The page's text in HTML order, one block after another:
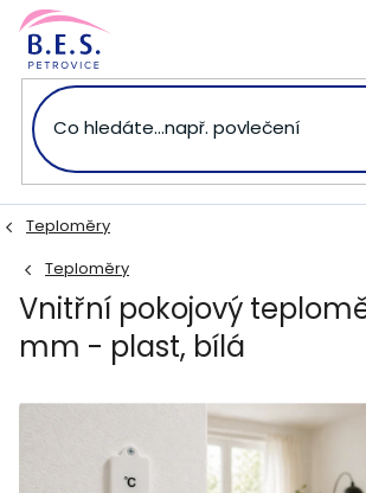
Přejít
obsah
Teploměry
Teploměry
Vnitřní pokojový
mm - plast, bílá